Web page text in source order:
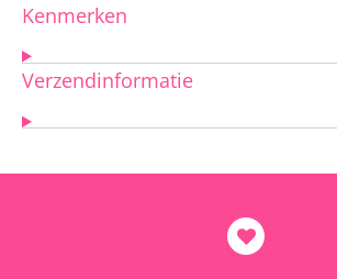
Kenmerken
Verzendinformatie